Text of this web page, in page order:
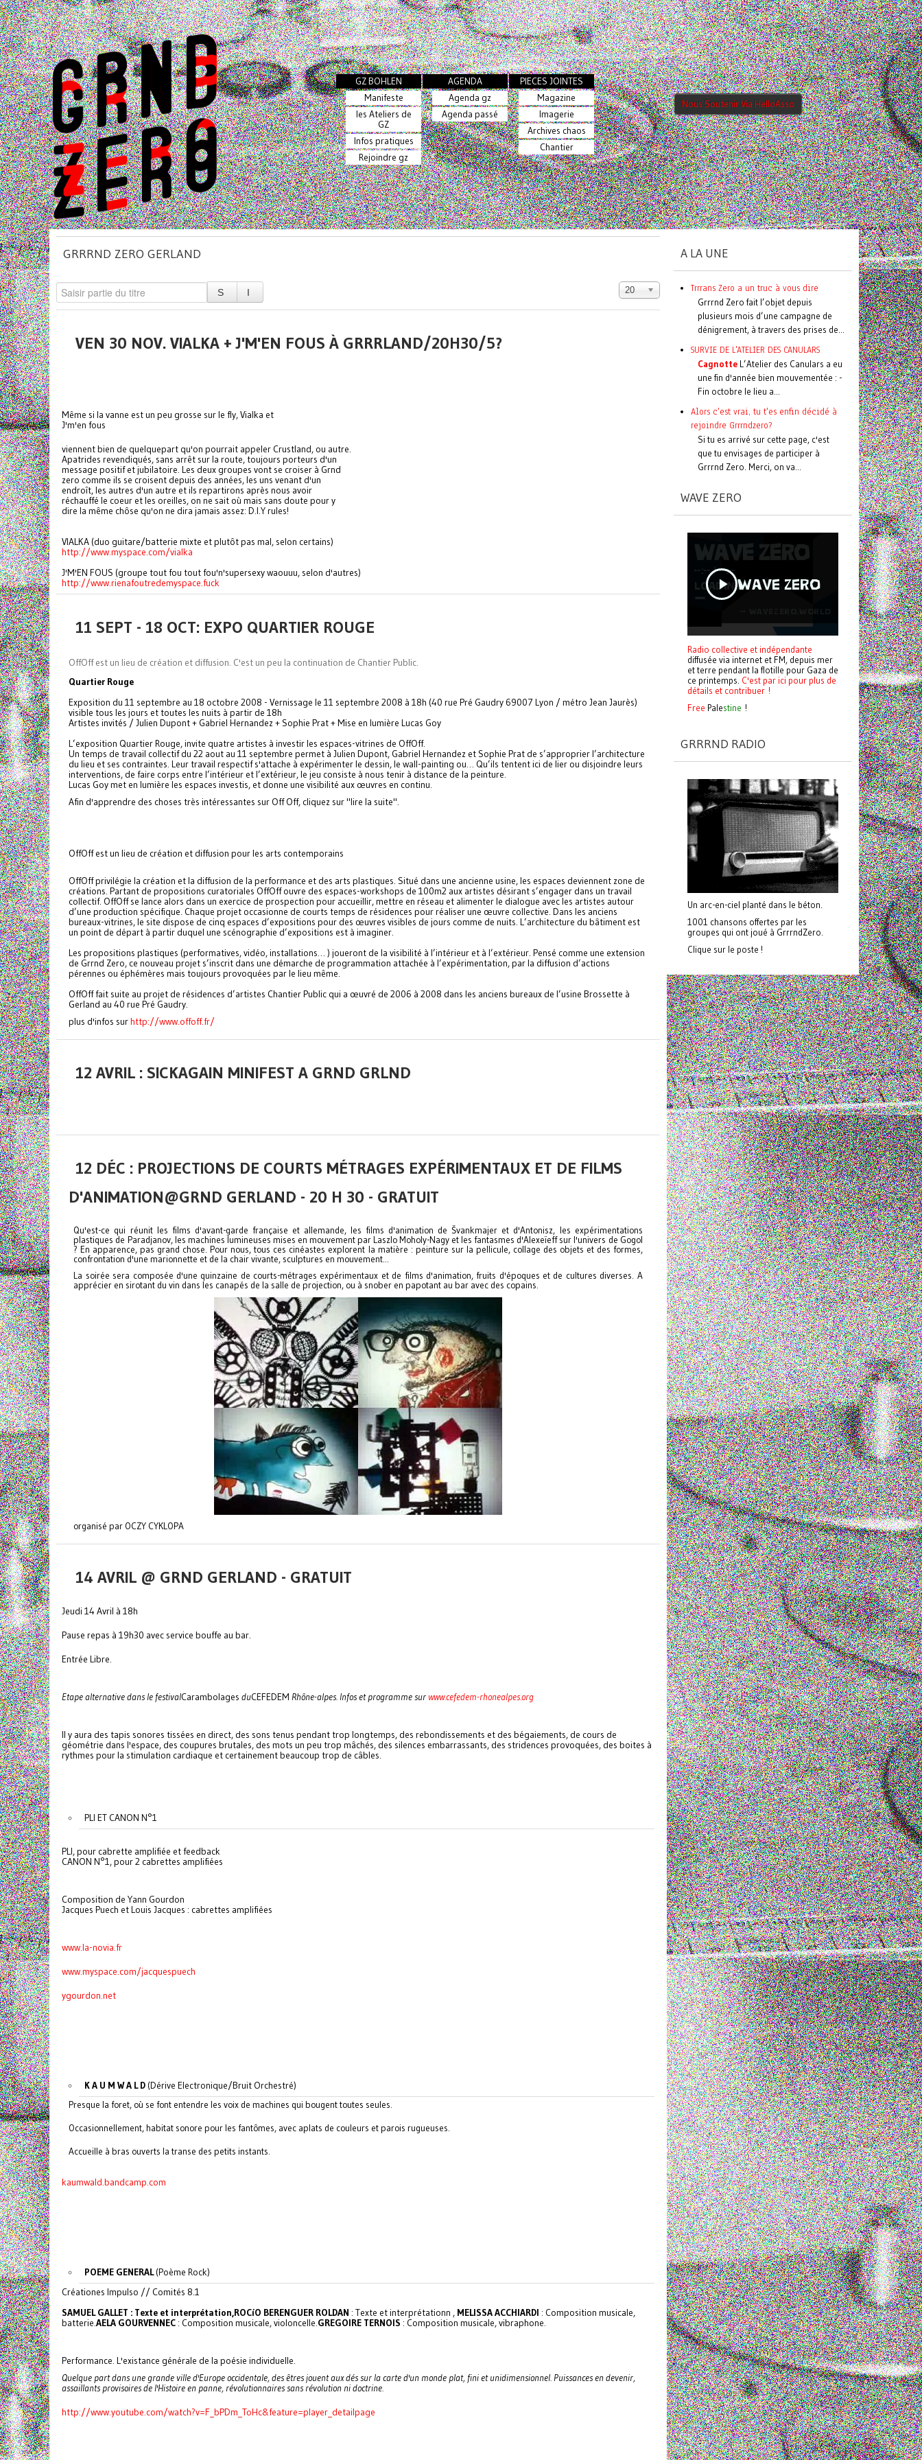
GZ BOHLEN
Manifeste
les Ateliers de
GZ
Infos pratiques
Rejoindre gz
AGENDA
Agenda gz
Agenda passé
PIECES JOINTES
Magazine
Imagerie
Archives chaos
Chantier
Nous Soutenir Via HelloAsso
GRRRND ZERO GERLAND
20
VEN 30 NOV. VIALKA + J'M'EN FOUS À GRRRLAND/20H30/5?
Même si la vanne est un peu grosse sur le fly, Vialka et
J'm'en fous
viennent bien de quelquepart qu'on pourrait appeler Crustland, ou autre.
Apatrides revendiqués, sans arrêt sur la route, toujours porteurs d'un
message positif et jubilatoire. Les deux groupes vont se croiser à Grnd
zero comme ils se croisent depuis des années, les uns venant d'un
endroît, les autres d'un autre et ils repartirons après nous avoir
réchauffé le coeur et les oreilles, on ne sait où mais sans doute pour y
dire la même chôse qu'on ne dira jamais assez: D.I.Y rules!
VIALKA (duo guitare/batterie mixte et plutôt pas mal, selon certains)
http://www.myspace.com/vialka
J'M'EN FOUS (groupe tout fou tout fou'n'supersexy waouuu, selon d'autres)
http://www.rienafoutredemyspace.fuck
11 SEPT - 18 OCT: EXPO QUARTIER ROUGE
OffOff est un lieu de création et diffusion. C'est un peu la continuation de Chantier Public.
Quartier Rouge
Exposition du 11 septembre au 18 octobre 2008 - Vernissage le 11 septembre 2008 à 18h (40 rue Pré Gaudry 69007 Lyon / métro Jean Jaurès)
visible tous les jours et toutes les nuits à partir de 18h
Artistes invités / Julien Dupont + Gabriel Hernandez + Sophie Prat + Mise en lumière Lucas Goy
L’exposition Quartier Rouge, invite quatre artistes à investir les espaces-vitrines de OffOff.
Un temps de travail collectif du 22 aout au 11 septembre permet à Julien Dupont, Gabriel Hernandez et Sophie Prat de s’approprier l’architecture
du lieu et ses contraintes. Leur travail respectif s'attache à expérimenter le dessin, le wall-painting ou… Qu’ils tentent ici de lier ou disjoindre leurs
interventions, de faire corps entre l’intérieur et l’extérieur, le jeu consiste à nous tenir à distance de la peinture.
Lucas Goy met en lumière les espaces investis, et donne une visibilité aux œuvres en continu.
Afin d'apprendre des choses très intéressantes sur Off Off, cliquez sur "lire la suite".
OffOff est un lieu de création et diffusion pour les arts contemporains
OffOff privilégie la création et la diffusion de la performance et des arts plastiques. Situé dans une ancienne usine, les espaces deviennent zone de
créations. Partant de propositions curatoriales OffOff ouvre des espaces-workshops de 100m2 aux artistes désirant s’engager dans un travail
collectif. OffOff se lance alors dans un exercice de prospection pour accueillir, mettre en réseau et alimenter le dialogue avec les artistes autour
d’une production spécifique. Chaque projet occasionne de courts temps de résidences pour réaliser une œuvre collective. Dans les anciens
bureaux-vitrines, le site dispose de cinq espaces d’expositions pour des œuvres visibles de jours comme de nuits. L’architecture du bâtiment est
un point de départ à partir duquel une scénographie d’expositions est à imaginer.
Les propositions plastiques (performatives, vidéo, installations… ) joueront de la visibilité à l’intérieur et à l’extérieur. Pensé comme une extension
de Grrnd Zero, ce nouveau projet s’inscrit dans une démarche de programmation attachée à l’expérimentation, par la diffusion d’actions
pérennes ou éphémères mais toujours provoquées par le lieu même.
OffOff fait suite au projet de résidences d’artistes Chantier Public qui a œuvré de 2006 à 2008 dans les anciens bureaux de l’usine Brossette à
Gerland au 40 rue Pré Gaudry.
plus d'infos surhttp://www.offoff.fr/
12 AVRIL : SICKAGAIN MINIFEST A GRND GRLND
12 DÉC : PROJECTIONS DE COURTS MÉTRAGES EXPÉRIMENTAUX ET DE FILMS
D'ANIMATION@GRND GERLAND - 20 H 30 - GRATUIT
Qu'est-ce qui réunit les films d'avant-garde française et allemande, les films d'animation de Švankmajer et d'Antonisz, les expérimentations
plastiques de Paradjanov, les machines lumineuses mises en mouvement par Laszlo Moholy-Nagy et les fantasmes d'Alexeïeff sur l'univers de Gogol
? En apparence, pas grand chose. Pour nous, tous ces cinéastes explorent la matière : peinture sur la pellicule, collage des objets et des formes,
confrontation d'une marionnette et de la chair vivante, sculptures en mouvement...
La soirée sera composée d'une quinzaine de courts-métrages expérimentaux et de films d'animation, fruits d'époques et de cultures diverses. A
apprécier en sirotant du vin dans les canapés de la salle de projection, ou à snober en papotant au bar avec des copains.
organisé par OCZY CYKLOPA
14 AVRIL @ GRND GERLAND - GRATUIT
Jeudi 14 Avril à 18h
Pause repas à 19h30 avec service bouffe au bar.
Entrée Libre.
Etape alternativedans le festivalCarambolages duCEFEDEM Rhône-alpes. Infos et programme surwww.cefedem-rhonealpes.org
Il y aura des tapis sonores tissées en direct, des sons tenus pendant trop longtemps, des rebondissements et des bégaiements, de cours de
géométrie dans l'espace, des coupures brutales, des mots un peu trop mâchés, des silences embarrassants, des stridences provoquées, des boites à
rythmes pour la stimulation cardiaque et certainement beaucoup trop de câbles.
PLI ET CANON N°1
PLI, pour cabrette amplifiée et feedback
CANON N°1, pour 2 cabrettes amplifiées
Composition de Yann Gourdon
Jacques Puech et Louis Jacques : cabrettes amplifiées
www.la-novia.fr
www.myspace.com/jacquespuech
ygourdon.net
K A U M W A L D (Dérive Electronique/Bruit Orchestré)
Presque la foret, où se font entendre les voix de machines qui bougent toutes seules.
Occasionnellement, habitat sonore pour les fantômes, avec aplats de couleurs et parois rugueuses.
Accueille à bras ouverts la transe des petits instants.
kaumwald.bandcamp.com
POEME GENERAL(Poème Rock)
Créationes Impulso // Comités 8.1
SAMUEL GALLET : Texte et interprétation,ROCíO BERENGUER ROLDAN : Texte et interprétationn , MELISSA ACCHIARDI : Composition musicale,
batterie.AELA GOURVENNEC: Composition musicale, violoncelle.GREGOIRE TERNOIS : Composition musicale, vibraphone.
Performance. L'existance générale de la poésie individuelle.
Quelque part dans une grande ville d'Europe occidentale, des êtres jouent aux dés sur la carte d'un monde plat, fini et unidimensionnel.Puissances en devenir,
assaillants provisoires de l'Histoire en panne, révolutionnaires sans révolution ni doctrine.
http://www.youtube.com/watch?v=F_bPDm_ToHc&feature=player_detailpage
A LA UNE
Trrrans Zero a un truc à vous dire
Grrrnd Zero fait l’objet depuis
plusieurs mois d’une campagne de
dénigrement, à travers des prises de...
SURVIE DE L'ATELIER DES CANULARS
Cagnotte L’Atelier des Canulars a eu
une fin d'année bien mouvementée : -
Fin octobre le lieu a...
Alors c'est vrai, tu t'es enfin décidé à
rejoindre Grrrndzero?
Si tu es arrivé sur cette page, c'est
que tu envisages de participer à
Grrrnd Zero. Merci, on va...
WAVE ZERO
Radio collective et indépendante
diffusée via internet et FM, depuis mer
et terre pendant la flotille pour Gaza de
ce printemps. C'est par ici pour plus de
détails et contribuer !
Free Palestine !
GRRRND RADIO
Un arc-en-ciel planté dans le béton.
1001 chansons offertes par les
groupes qui ont joué à GrrrndZero.
Clique sur le poste !